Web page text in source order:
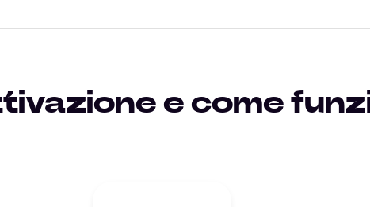
e come